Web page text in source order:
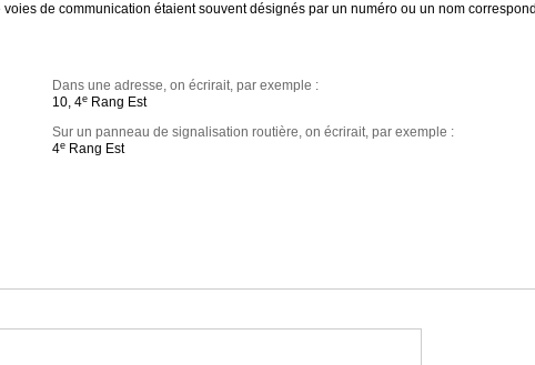
de communication étaient souvent désignés par un numéro ou un nom
Dans une adresse, on écrirait, par exemple :
10, 4e Rang Est
Sur un panneau de signalisation routière, on écrirait, par exemple :
4e Rang Est